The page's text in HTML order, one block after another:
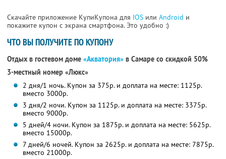
Скачайте приложение КупиКупона для IOS или Android и
покажите купон с экрана смартфона. Это удобно :)
ЧТО ВЫ ПОЛУЧИТЕ ПО КУПОНУ
Отдых в гостевом доме «Акватория» в Самаре со скидкой 50%
3-местный номер «Люкс»
2 дня/1 ночь. Купон за 375р. и доплата на месте: 1125р.
вместо 3000р.
3 дня/2 ночи. Купон за 1125р. и доплата на месте: 3375р.
вместо 9000р.
5 дней/4 ночи. Купон за 1875р. и доплата на месте: 5625р.
вместо 15000р.
7 дней/6 ночей. Купон за 2625р. и доплата на месте: 7875р.
вместо 21000р.